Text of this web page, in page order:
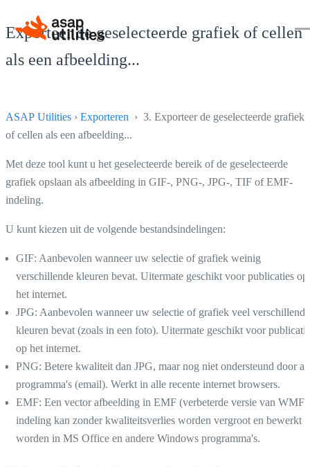
Exporteer de geselecteerde grafiek of cellen
als een afbeelding...
ASAP Utilities › Exporteren › 3. Exporteer de geselecteerde grafiek
of cellen als een afbeelding...
Met deze tool kunt u het geselecteerde bereik of de geselecteerde
grafiek opslaan als afbeelding in GIF-, PNG-, JPG-, TIF of EMF-
indeling.
U kunt kiezen uit de volgende bestandsindelingen:
GIF: Aanbevolen wanneer uw selectie of grafiek weinig
verschillende kleuren bevat. Uitermate geschikt voor publicaties op
het internet.
JPG: Aanbevolen wanneer uw selectie of grafiek veel verschillende
kleuren bevat (zoals in een foto). Uitermate geschikt voor
op het internet.
PNG: Betere kwaliteit dan JPG, maar nog niet ondersteund door
programma's (email). Werkt in alle recente internet browsers.
EMF: Een vector afbeelding in EMF (verbeterde versie van WMF)
indeling kan zonder kwaliteitsverlies worden vergroot en bewerkt
worden in MS Office en andere Windows programma's.